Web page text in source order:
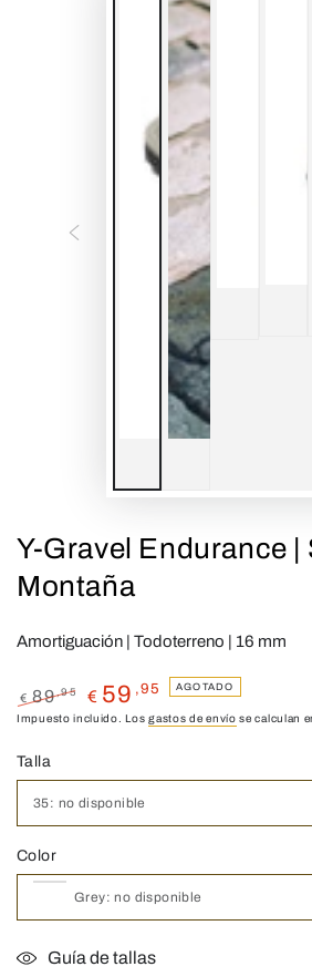
Y-Gravel Endurance |
Montaña
Amortiguación | Todoterreno | 16 mm
Precio
€ 89,95
Precio
€ 59 ,95 AGOTADO
Impuesto incluido. Losgastos de envío se calculan
Talla
Color
Guía de tallas